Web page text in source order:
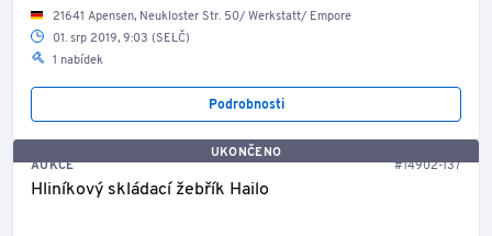
21641 Apensen, Neukloster Str. 50/ Werkstatt/ Empore
01. srp 2019, 9:03 (SELČ)
1 nabídek
Podrobnosti
UKONČENO
AUKCE
#14902-137
Hliníkový skládací žebřík Hailo